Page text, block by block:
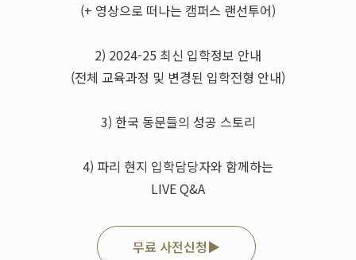
(+ 영상으로 떠나는 캠퍼스 랜선투어)
2) 2024-25 최신 입학정보 안내
(전체 교육과정 및 변경된 입학전형 안내)
3) 한국 동문들의 성공 스토리
4) 파리 현지 입학담당자와 함께하는
LIVE Q&A
무료 사전신청▶